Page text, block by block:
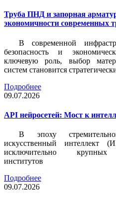
Труба ПНД и запорная
экономичности современных
В современной
безопасность и
ключевую роль, выбор
систем становится
Подробнее
09.07.2026
API нейросетей: Мост к
В эпоху
искусственный интеллект
исключительно крупных
институтов
Подробнее
09.07.2026